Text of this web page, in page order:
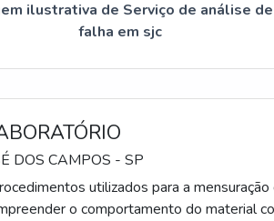
ilustrativa de Serviço de análise de
falha em sjc
DOS CAMPOS - SP
utilizados para a mensuração
o comportamento do material